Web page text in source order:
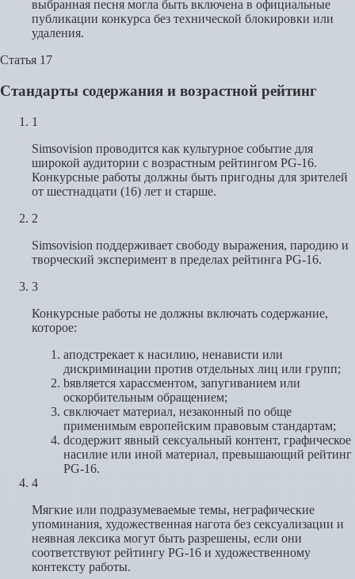
выбранная песня могла быть включена в официальные
публикации конкурса без технической блокировки или
удаления.
Статья 17
Стандарты содержания и возрастной рейтинг
1
Simsovision проводится как культурное событие для
широкой аудитории с возрастным рейтингом PG-16.
Конкурсные работы должны быть пригодны для зрителей
от шестнадцати (16) лет и старше.
2
Simsovision поддерживает свободу выражения, пародию и
творческий эксперимент в пределах рейтинга PG-16.
3
Конкурсные работы не должны включать содержание,
которое:
aподстрекает к насилию, ненависти или
дискриминации против отдельных лиц или групп;
bявляется харассментом, запугиванием или
оскорбительным обращением;
cвключает материал, незаконный по обще
применимым европейским правовым стандартам;
dсодержит явный сексуальный контент, графическое
насилие или иной материал, превышающий рейтинг
PG-16.
4
Мягкие или подразумеваемые темы, неграфические
упоминания, художественная нагота без сексуализации и
неявная лексика могут быть разрешены, если они
соответствуют рейтингу PG-16 и художественному
контексту работы.